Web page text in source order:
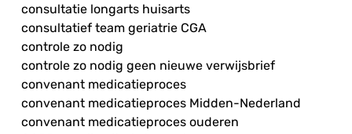
consultatie longarts huisarts
consultatief team geriatrie CGA
controle zo nodig
controle zo nodig geen nieuwe verwijsbrief
convenant medicatieproces
convenant medicatieproces Midden-Nederland
convenant medicatieproces ouderen